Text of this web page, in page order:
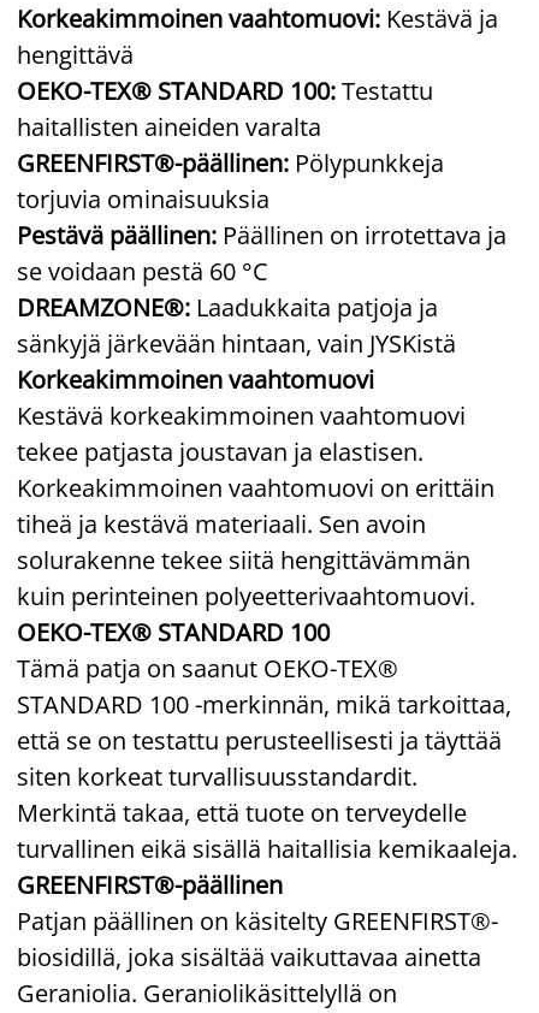
Korkeakimmoinen vaahtomuovi: Kestävä ja
hengittävä
OEKO-TEX® STANDARD 100:Testattu
haitallisten aineiden varalta
GREENFIRST®-päällinen: Pölypunkkeja
torjuvia ominaisuuksia
Pestävä päällinen: Päällinen on irrotettava ja
se voidaan pestä 60 °C
DREAMZONE®: Laadukkaita patjoja ja
sänkyjä järkevään hintaan, vain JYSKistä
Korkeakimmoinen vaahtomuovi
Kestävä korkeakimmoinen vaahtomuovi
tekee patjasta joustavan ja elastisen.
Korkeakimmoinen vaahtomuovi on erittäin
tiheä ja kestävä materiaali. Sen avoin
solurakenne tekee siitä hengittävämmän
kuin perinteinen polyeetterivaahtomuovi.
OEKO-TEX® STANDARD 100
Tämä patja on saanut OEKO-TEX®
STANDARD 100 -merkinnän, mikä tarkoittaa,
että se on testattu perusteellisesti ja täyttää
siten korkeat turvallisuusstandardit.
Merkintä takaa, että tuote on terveydelle
turvallinen eikä sisällä haitallisia kemikaaleja.
GREENFIRST®-päällinen
Patjan päällinen on käsitelty GREENFIRST®-
biosidillä, joka sisältää vaikuttavaa ainetta
Geraniolia. Geraniolikäsittelyllä on